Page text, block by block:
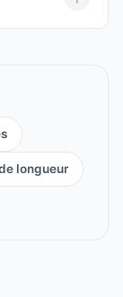
longueur